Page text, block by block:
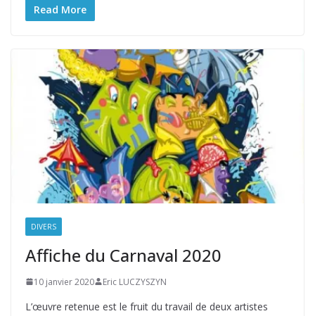
Read More
DIVERS
Affiche du Carnaval 2020
10 janvier 2020 Eric LUCZYSZYN
L’œuvre retenue est le fruit du travail de deux artistes